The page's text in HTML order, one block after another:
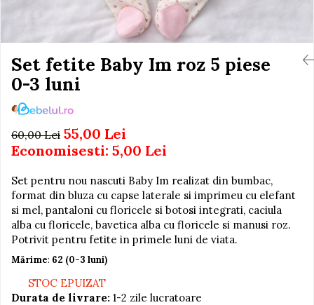
Seturi de frumusete
Caluti balansoar
Interactive, educative si
Figurine
Ateliere si unelte
Blocuri de constructie
Covorase de dans
Creative
De plus
Electrocasnice si bucatarii
Fotolii gonflabile
Jocuri de indemanare
Ingrijire cosmetica mamici
Perioada Sarcinii
Pompe de san
Sisteme De Purtare
Set fetite Baby Im roz 5 piese
0-3 luni
60,00 Lei 55,00 Lei
Economisesti: 5,00 Lei
Set pentru nou nascuti Baby Im realizat din bumbac,
format din bluza cu capse laterale si imprimeu cu elefant
si mel, pantaloni cu floricele si botosi integrati, caciula
alba cu floricele, bavetica alba cu floricele si manusi roz.
Potrivit pentru fetite in primele luni de viata.
Mărime: 62 (0-3 luni)
STOC EPUIZAT
Durata de livrare: 1-2 zile lucratoare